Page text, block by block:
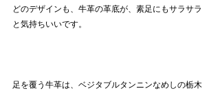
どのデザインも、牛革の革底が、素足にもサラサラ
と気持ちいいです。
足を覆う牛革は、ベジタブルタンニンなめしの栃木